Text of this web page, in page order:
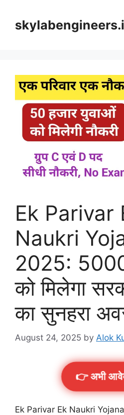
content
Ek Parivar
Naukri
2025:
को मिलेगा
का सुनहरा
August 24, 2025 by Alok
👉 अभी
Ek Parivar Ek Naukri Yojana